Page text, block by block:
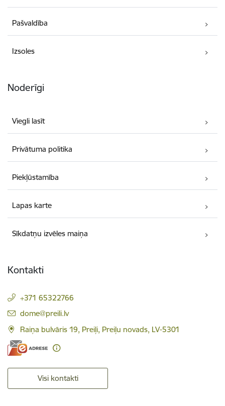
Pašvaldība
Izsoles
Noderīgi
Viegli lasīt
Privātuma politika
Piekļūstamība
Lapas karte
Sīkdatņu izvēles maiņa
Kontakti
+371 65322766
E-pasts:
dome@preili.lv
Raiņa bulvāris 19, Preiļi, Preiļu novads, LV-5301
Visi kontakti